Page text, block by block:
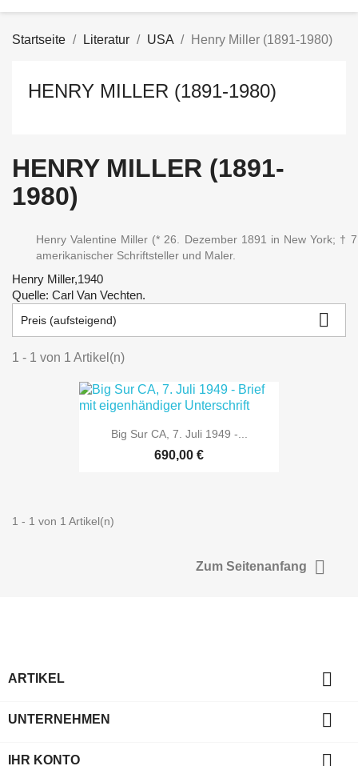
Startseite Literatur USA Henry Miller (1891-1980)
HENRY MILLER (1891-1980)
HENRY MILLER (1891-
1980)
Henry Valentine Miller (* 26. Dezember 1891 in New York; †
amerikanischer Schriftsteller und Maler.
Henry Miller,1940
Quelle: Carl Van Vechten.
Preis (aufsteigend) 
1 - 1 von 1 Artikel(n)
Big Sur CA, 7. Juli 1949 -...
690,00 €
1 - 1 von 1 Artikel(n)
Zum Seitenanfang 
ARTIKEL 
UNTERNEHMEN 
IHR KONTO 